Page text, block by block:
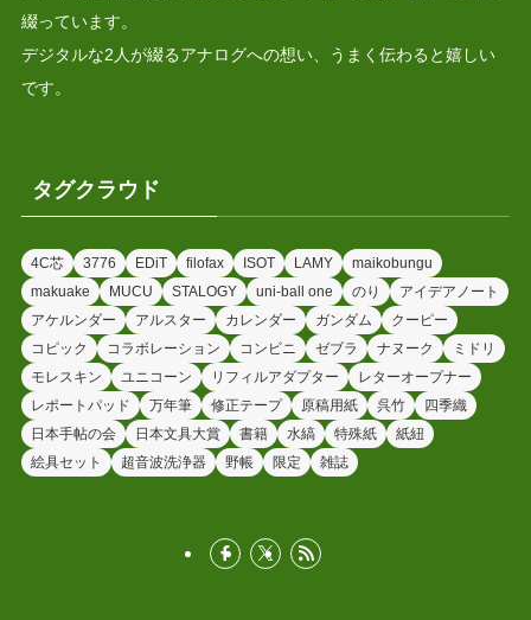
綴っています。
デジタルな2人が綴るアナログへの想い、うまく伝わると嬉しい
です。
タグクラウド
4C芯 3776 EDiT filofax ISOT LAMY
maikobungu
makuake
MUCU STALOGY uni-ball one のり
アイデアノート
アケルンダー
アルスター カレンダー ガンダム
クーピー
コピック
コラボレーション コンビニ ゼブラ ナヌーク
ミドリ
モレスキン
ユニコーン リフィルアダプター
レターオープナー
レポートパッド
万年筆 修正テープ 原稿用紙 呉竹
四季織
日本手帖の会
日本文具大賞 書籍 水縞 特殊紙
紙紐
絵具セット
超音波洗浄器 野帳 限定 雑誌